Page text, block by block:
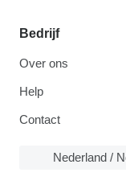
Bedrijf
Over ons
Help
Contact
Nederland /